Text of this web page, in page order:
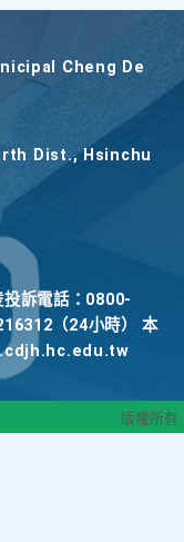
Cheng De
Dist., Hsinchu
訴電話：0800-
（24小時） 本
版權所有